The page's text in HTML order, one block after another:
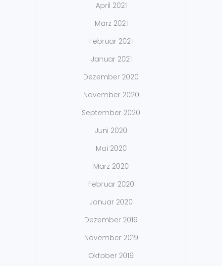
April 2021
März 2021
Februar 2021
Januar 2021
Dezember 2020
November 2020
September 2020
Juni 2020
Mai 2020
März 2020
Februar 2020
Januar 2020
Dezember 2019
November 2019
Oktober 2019